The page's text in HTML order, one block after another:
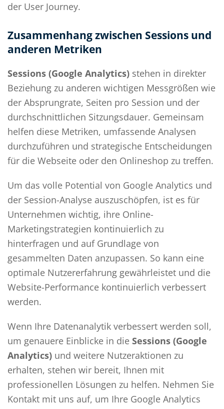
der User Journey.
Zusammenhang zwischen Sessions und
anderen Metriken
Sessions (Google Analytics) stehen in direkter
Beziehung zu anderen wichtigen Messgrößen wie
der Absprungrate, Seiten pro Session und der
durchschnittlichen Sitzungsdauer. Gemeinsam
helfen diese Metriken, umfassende Analysen
durchzuführen und strategische Entscheidungen
für die Webseite oder den Onlineshop zu treffen.
Um das volle Potential von Google Analytics und
der Session-Analyse auszuschöpfen, ist es für
Unternehmen wichtig, ihre Online-
Marketingstrategien kontinuierlich zu
hinterfragen und auf Grundlage von
gesammelten Daten anzupassen. So kann eine
optimale Nutzererfahrung gewährleistet und die
Website-Performance kontinuierlich verbessert
werden.
Wenn Ihre Datenanalytik verbessert werden soll,
um genauere Einblicke in die Sessions (Google
Analytics) und weitere Nutzeraktionen zu
erhalten, stehen wir bereit, Ihnen mit
professionellen Lösungen zu helfen. Nehmen Sie
Kontakt mit uns auf, um Ihre Google Analytics